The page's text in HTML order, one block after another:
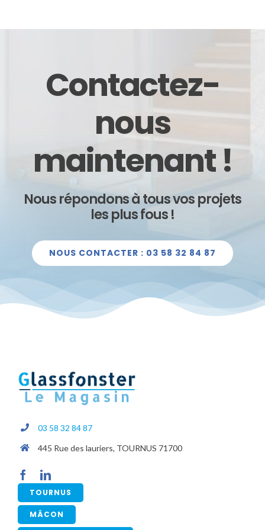
Contactez-
nous
maintenant !
Nous répondons à tous vos projets
les plus fous !
NOUS CONTACTER : 03 58 32 84 87
03 58 32 84 87
445 Rue des lauriers, TOURNUS 71700
TOURNUS
MÂCON